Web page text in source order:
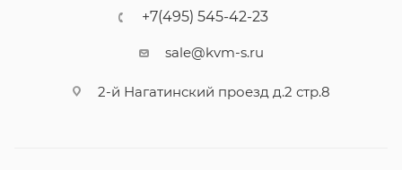
+7(495) 545-42-23
sale@kvm-s.ru
2-й Нагатинский проезд д.2 стр.8